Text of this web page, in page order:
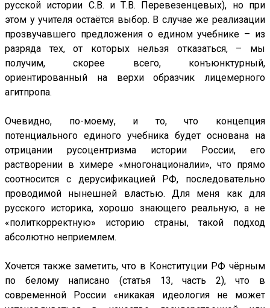
русской истории С.В. и Т.В. Перевезенцевых), но при
этом у учителя остаётся выбор. В случае же реализации
прозвучавшего предложения о едином учебнике – из
разряда тех, от которых нельзя отказаться, – мы
получим, скорее всего, конъюнктурный,
ориентированный на верхи образчик лицемерного
агитпропа.
Очевидно, по-моему, и то, что концепция
потенциального единого учебника будет основана на
отрицании русоцентризма истории России, его
растворении в химере «многонационалии», что прямо
соотносится с дерусификацией РФ, последовательно
проводимой нынешней властью. Для меня как для
русского историка, хорошо знающего реальную, а не
«политкорректную» историю страны, такой подход
абсолютно неприемлем.
Хочется также заметить, что в Конституции РФ чёрным
по белому написано (статья 13, часть 2), что в
современной России «никакая идеология не может